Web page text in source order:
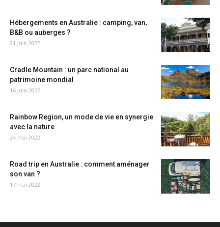
Hébergements en Australie : camping, van,
B&B ou auberges ?
21 juin 2022
Cradle Mountain : un parc national au
patrimoine mondial
16 juin 2022
Rainbow Region, un mode de vie en synergie
avec la nature
24 mai 2022
Road trip en Australie : comment aménager
son van ?
17 mai 2022